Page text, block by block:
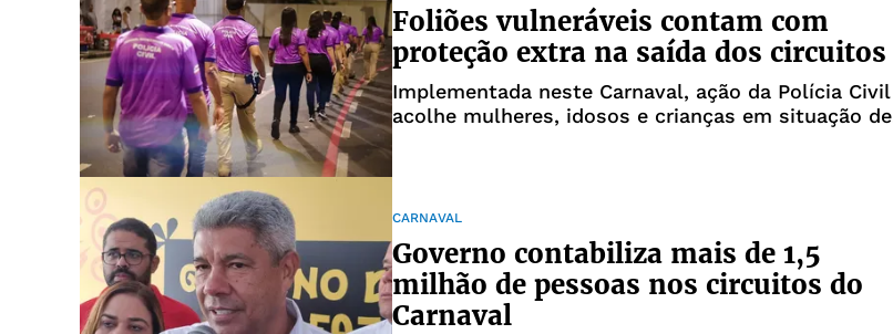
Foliões vulneráveis contam com
proteção extra na saída dos circuitos
Implementada neste Carnaval, ação da Polícia Civil
acolhe mulheres, idosos e crianças em situação de
CARNAVAL
Governo contabiliza mais de 1,5
milhão de pessoas nos circuitos do
Carnaval